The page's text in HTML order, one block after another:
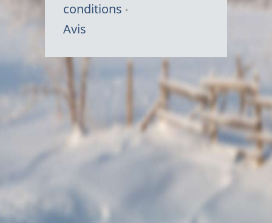
conditions
Avis
Symbole
Canada